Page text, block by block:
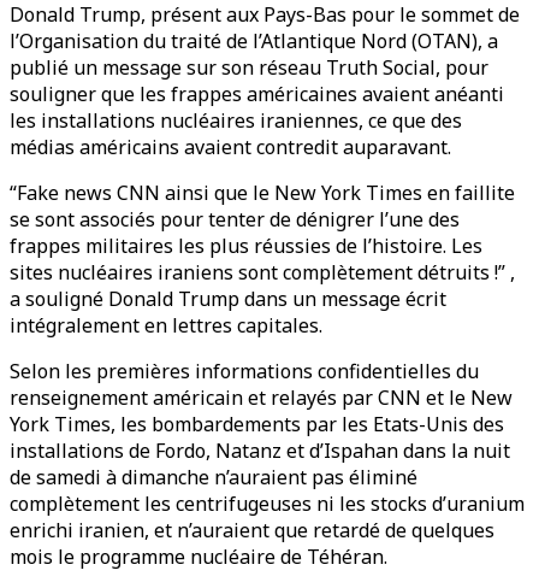
Donald Trump, présent aux Pays-Bas pour le sommet de
l’Organisation du traité de l’Atlantique Nord (OTAN), a
publié un message sur son réseau Truth Social, pour
souligner que les frappes américaines avaient anéanti
les installations nucléaires iraniennes, ce que des
médias américains avaient contredit auparavant.
“Fake news CNN ainsi que le New York Times en faillite
se sont associés pour tenter de dénigrer l’une des
frappes militaires les plus réussies de l’histoire. Les
sites nucléaires iraniens sont complètement détruits !” ,
a souligné Donald Trump dans un message écrit
intégralement en lettres capitales.
Selon les premières informations confidentielles du
renseignement américain et relayés par CNN et le New
York Times, les bombardements par les Etats-Unis des
installations de Fordo, Natanz et d’Ispahan dans la nuit
de samedi à dimanche n’auraient pas éliminé
complètement les centrifugeuses ni les stocks d’uranium
enrichi iranien, et n’auraient que retardé de quelques
mois le programme nucléaire de Téhéran.